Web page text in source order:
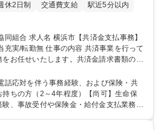
休2日制 交通費支給
駅近5分以内
金支払事務】
容 共済事業を行って
お任せいたします。共済金請求書類の受
のほか、加入者様や医療機関等からの問
共済金請求書類の受付、
する審査・事務処理業務全般を担当 ■専
必要書類の作成・発送作業 ■加入者様や
話応対を伴う事務経験、および保険・共
ちの方（2～4年程度）【尚可】生命保
、事故受付や保険金・給付金支払業務経